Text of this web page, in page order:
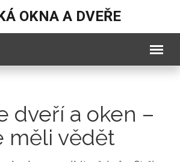
OKNA A DVEŘE
dveří a oken –
měli vědět